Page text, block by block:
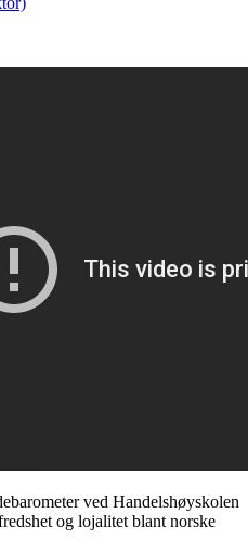
ved Handelshøyskolen
og lojalitet blant norske